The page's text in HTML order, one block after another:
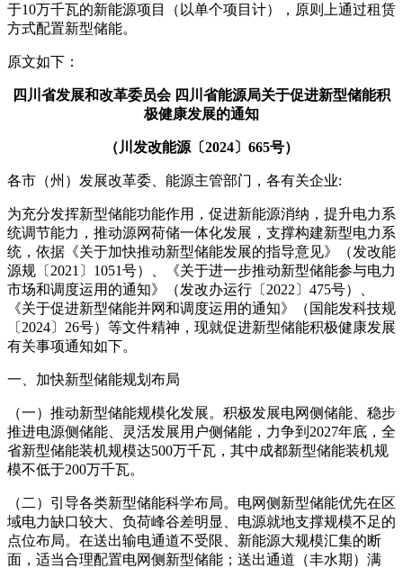
于10万千瓦的新能源项目（以单个项目计），原则上通过租赁
方式配置新型储能。
原文如下：
四川省发展和改革委员会 四川省能源局关于促进新型储能积
极健康发展的通知
（川发改能源〔2024〕665号）
各市（州）发展改革委、能源主管部门，各有关企业:
为充分发挥新型储能功能作用，促进新能源消纳，提升电力系
统调节能力，推动源网荷储一体化发展，支撑构建新型电力系
统，依据《关于加快推动新型储能发展的指导意见》（发改能
源规〔2021〕1051号）、《关于进一步推动新型储能参与电力
市场和调度运用的通知》（发改办运行〔2022〕475号）、
《关于促进新型储能并网和调度运用的通知》（国能发科技规
〔2024〕26号）等文件精神，现就促进新型储能积极健康发展
有关事项通知如下。
一、加快新型储能规划布局
（一）推动新型储能规模化发展。积极发展电网侧储能、稳步
推进电源侧储能、灵活发展用户侧储能，力争到2027年底，全
省新型储能装机规模达500万千瓦，其中成都新型储能装机规
模不低于200万千瓦。
（二）引导各类新型储能科学布局。电网侧新型储能优先在区
域电力缺口较大、负荷峰谷差明显、电源就地支撑规模不足的
点位布局。在送出输电通道不受限、新能源大规模汇集的断
面，适当合理配置电网侧新型储能；送出通道（丰水期）满